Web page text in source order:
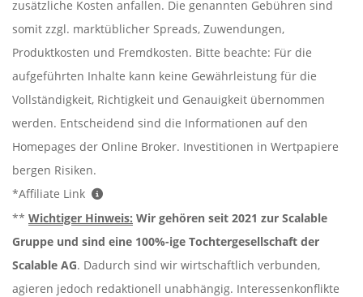
zusätzliche Kosten anfallen. Die genannten Gebühren sind
somit zzgl. marktüblicher Spreads, Zuwendungen,
Produktkosten und Fremdkosten. Bitte beachte: Für die
aufgeführten Inhalte kann keine Gewährleistung für die
Vollständigkeit, Richtigkeit und Genauigkeit übernommen
werden. Entscheidend sind die Informationen auf den
Homepages der Online Broker. Investitionen in Wertpapiere
bergen Risiken.
*Affiliate Link
** Wichtiger Hinweis: Wir gehören seit 2021 zur Scalable
Gruppe und sind eine 100%-ige Tochtergesellschaft der
Scalable AG. Dadurch sind wir wirtschaftlich verbunden,
agieren jedoch redaktionell unabhängig. Interessenkonflikte